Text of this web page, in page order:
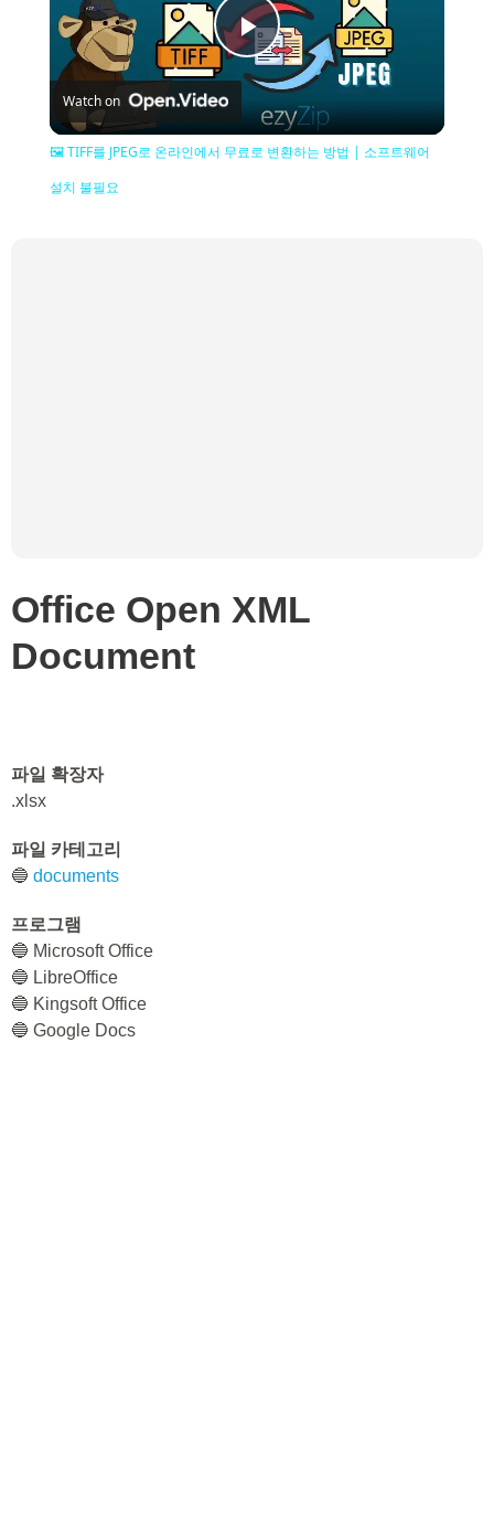
Play
Video
Watch on
🖼️ TIFF를 JPEG로 온라인에서 무료로 변환하는 방법 | 소프트웨어
설치 불필요
Office Open XML
Document
파일 확장자
.xlsx
파일 카테고리
🔵 documents
프로그램
🔵 Microsoft Office
🔵 LibreOffice
🔵 Kingsoft Office
🔵 Google Docs